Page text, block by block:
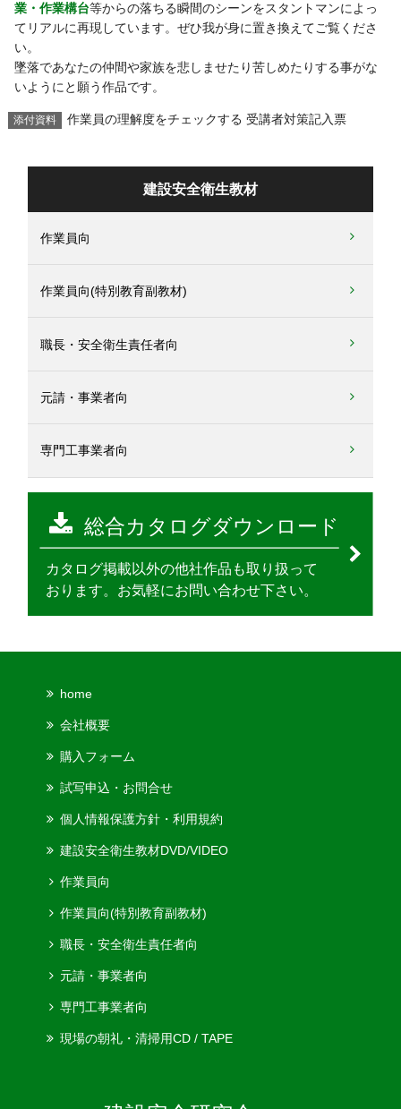
業・作業構台等からの落ちる瞬間のシーンをスタントマンによっ
てリアルに再現しています。ぜひ我が身に置き換えてご覧くださ
い。
墜落であなたの仲間や家族を悲しませたり苦しめたりする事がな
いようにと願う作品です。
添付資料 作業員の理解度をチェックする 受講者対策記入票
建設安全衛生教材
作業員向
作業員向(特別教育副教材)
職長・安全衛生責任者向
元請・事業者向
専門工事業者向
home
会社概要
購入フォーム
試写申込・お問合せ
個人情報保護方針・利用規約
建設安全衛生教材DVD/VIDEO
作業員向
作業員向(特別教育副教材)
職長・安全衛生責任者向
元請・事業者向
専門工事業者向
現場の朝礼・清掃用CD / TAPE